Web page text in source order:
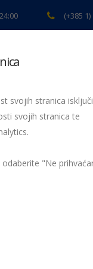
(+385
svojih stranica
svojih stranica te
"Ne